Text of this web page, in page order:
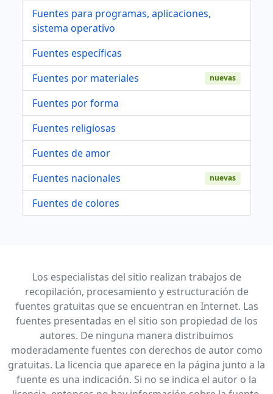
Fuentes para programas, aplicaciones,
sistema operativo
Fuentes específicas
Fuentes por materiales
nuevas
Fuentes por forma
Fuentes religiosas
Fuentes de amor
Fuentes nacionales
nuevas
Fuentes de colores
Los especialistas del sitio realizan trabajos de
recopilación, procesamiento y estructuración de
fuentes gratuitas que se encuentran en Internet. Las
fuentes presentadas en el sitio son propiedad de los
autores. De ninguna manera distribuimos
moderadamente fuentes con derechos de autor como
gratuitas. La licencia que aparece en la página junto a la
fuente es una indicación. Si no se indica el autor o la